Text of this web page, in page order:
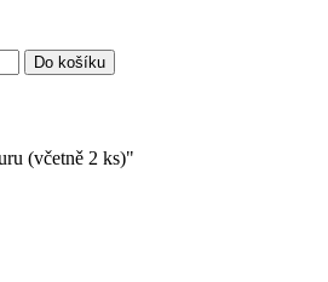
Do košíku
(včetně 2 ks)"